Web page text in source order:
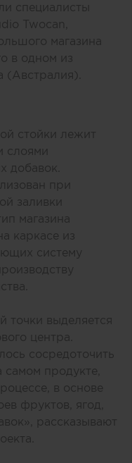
специалисты
Twocan,
магазина
в одном из
(Австралия).
стойки лежит
слоями
добавок.
при
заливки
магазина
каркасе из
систему
точки выделяется
центра.
сосредоточить
самом продукте,
в основе
фруктов, ягод,
рассказывают